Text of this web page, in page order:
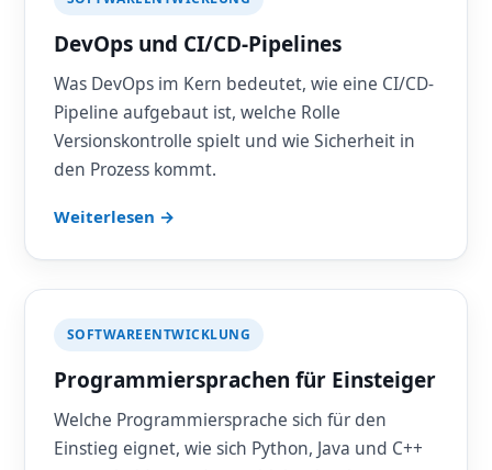
DevOps und CI/CD-Pipelines
Was DevOps im Kern bedeutet, wie eine CI/CD-
Pipeline aufgebaut ist, welche Rolle
Versionskontrolle spielt und wie Sicherheit in
den Prozess kommt.
Weiterlesen →
SOFTWAREENTWICKLUNG
Programmiersprachen für Einsteiger
Welche Programmiersprache sich für den
Einstieg eignet, wie sich Python, Java und C++